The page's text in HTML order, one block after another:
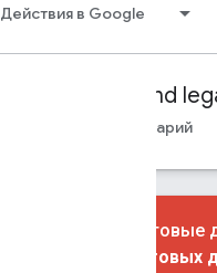
Действия в Google
Dialogflow and
Глоссарий
Диалоговые
диалоговых